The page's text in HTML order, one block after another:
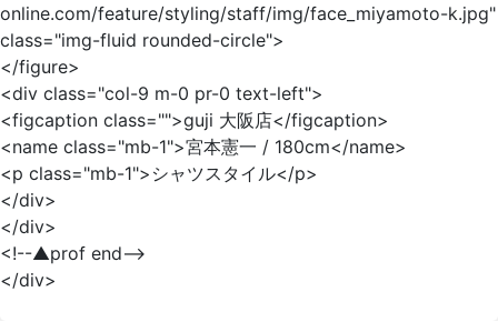
online.com/feature/styling/staff/img/face_miyamoto-k.jpg"
class="img-fluid rounded-circle">
</figure>
<div class="col-9 m-0 pr-0 text-left">
<figcaption class="">guji 大阪店</figcaption>
<name class="mb-1">宮本憲一 / 180cm</name>
<p class="mb-1">シャツスタイル</p>
</div>
</div>
<!--▲prof end-->
</div>